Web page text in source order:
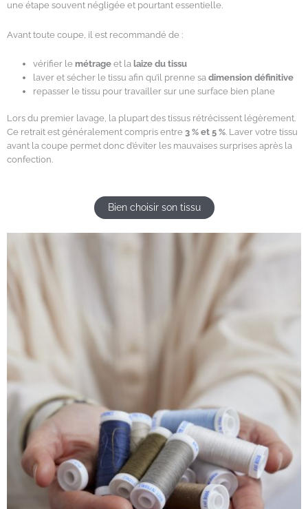
une étape souvent négligée et pourtant essentielle.
Avant toute coupe, il est recommandé de :
vérifier lemétrage et lalaize du tissu
laver et sécher le tissu afin qu’il prenne sadimension définitive
repasser le tissu pour travailler sur une surface bien plane
Lors du premier lavage, la plupart des tissus rétrécissent légèrement.
Ce retrait est généralement compris entre 3 % et 5 %. Laver votre tissu
avant la coupe permet donc d’éviter les mauvaises surprises après la
confection.
Bien choisir son tissu